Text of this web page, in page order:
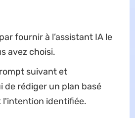
fournir à l’assistant IA le
avez choisi.
suivant et
de rédiger un plan basé
l'intention identifiée.